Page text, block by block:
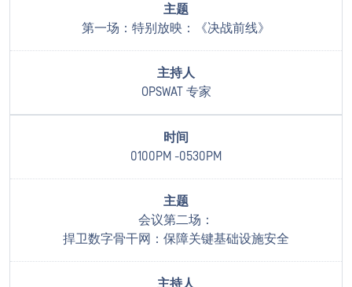
第一场：特别放映：《决战前线》
OPSWAT 专家
0100PM -0530PM
会议第二场：
捍卫数字骨干网：保障关键基础设施安全